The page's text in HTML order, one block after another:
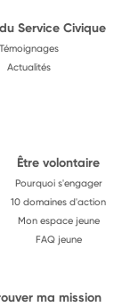
Service Civique
Témoignages
Actualités
Être volontaire
Pourquoi s'engager
10 domaines d'action
Mon espace jeune
FAQ jeune
ma mission